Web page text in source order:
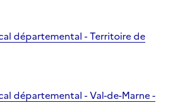
départemental - Territoire de
départemental - Val-de-Marne -